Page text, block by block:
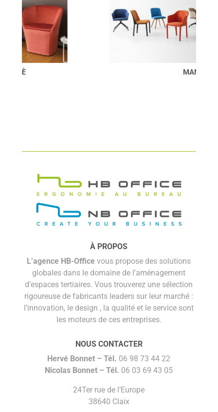
À PROPOS
L’agence HB-Office vous propose des solutions
globales dans le domaine de l’aménagement
d’espaces tertiaires. Vous trouverez une sélection
rigoureuse de fabricants leaders sur leur marché :
l’innovation, le design , la qualité et le service sont
les moteurs de ces entreprises.
NOUS CONTACTER
Hervé Bonnet –Tél. 06 98 73 44 22
Nicolas Bonnet – Tél. 06 03 69 43 05
24Ter rue de l’Europe
38640 Claix